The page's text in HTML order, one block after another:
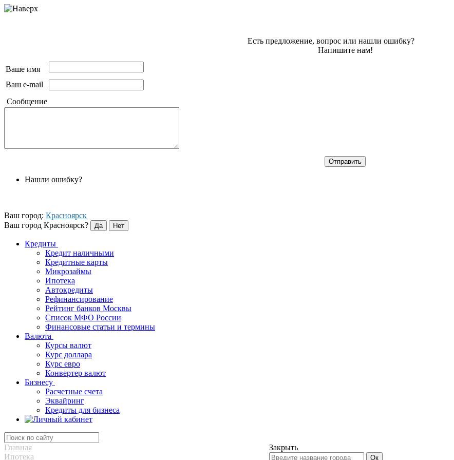
Есть предложение, вопрос или нашли ошибку?
Напишите нам!
Ваше имя
Ваш e-mail
Сообщение
Нашли ошибку?
Ваш город: Красноярск
Ваш город Красноярск?
Кредиты
Кредит наличными
Кредитные карты
Микрозаймы
Ипотека
Автокредиты
Рефинансирование
Рейтинг банков Москвы
Список МФО России
Финансовые статьи и термины
Валюта
Курсы валют
Курс доллара
Курс евро
Конвертер валют
Бизнесу
Расчетные счета
Эквайринг
Кредиты для бизнеса
Закрыть
Главная
Ипотека